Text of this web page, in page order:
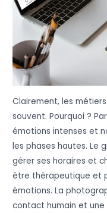
Clairement, les
souvent. Pourquoi ?
émotions intenses et
les phases hautes. Le
gérer ses horaires et
être thérapeutique et
émotions. La
contact humain et une